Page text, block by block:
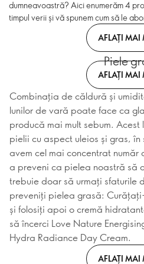
dumneavoastră? Aici enumerăm 4
timpul verii și vă spunem cum să le
AFLAȚI MAI
Piele
AFLAȚI MAI
Combinația de căldură și
lunilor de vară poate face ca
producă mai mult sebum.
pielii cu aspect uleios și gras,
avem cel mai concentrat număr
a preveni ca pielea noastră să
trebuie doar să urmați sfaturile
preveniți pielea grasă:
și folosiți apoi o cremă
să încerci Love Nature
Hydra Radiance Day Cream.
AFLAȚI MAI